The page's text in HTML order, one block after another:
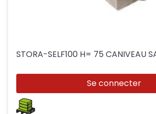
STORA-SELF100 H= 75 CANIVEAU
Se connecter